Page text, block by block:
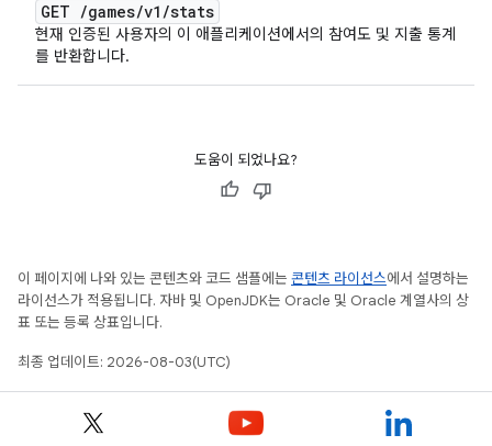
GET /games/v1 /stats
현재 인증된 사용자의 이 애플리케이션에서의 참여도 및 지출 통계
를 반환합니다.
도움이 되었나요?
이 페이지에 나와 있는 콘텐츠와 코드 샘플에는 콘텐츠 라이선스에서 설명하는
라이선스가 적용됩니다. 자바 및 OpenJDK는 Oracle 및 Oracle 계열사의 상
표 또는 등록 상표입니다.
최종 업데이트: 2026-08-03(UTC)